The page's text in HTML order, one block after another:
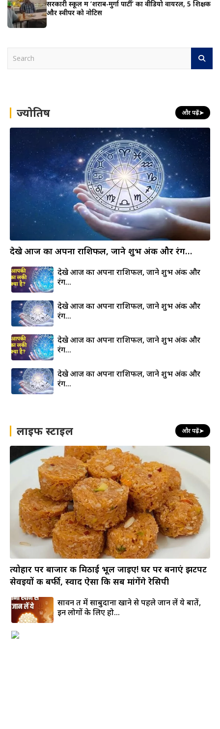
सरकारी स्कूल में ‘शराब-मुर्गा पार्टी’ का वीडियो वायरल, 5 शिक्षक
और स्वीपर को नोटिस
h ज्योतिष और पढ़ें➤
देखे आज का अपना राशिफल, जाने शुभ अंक और रंग…
देखे आज का अपना राशिफल, जाने शुभ अंक और
रंग…
देखे आज का अपना राशिफल, जाने शुभ अंक और
रंग…
देखे आज का अपना राशिफल, जाने शुभ अंक और
रंग…
देखे आज का अपना राशिफल, जाने शुभ अंक और
रंग…
लाइफ स्टाइल और पढ़ें➤
त्योहार पर बाजार की मिठाई भूल जाइए! घर पर बनाएं झटपट
सेवइयों की बर्फी, स्वाद ऐसा कि सब मांगेंगे रेसिपी
सावन व्रत में साबुदाना खाने से पहले जान लें ये बातें,
इन लोगों के लिए हो...